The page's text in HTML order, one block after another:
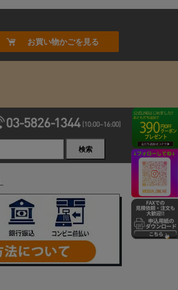
お買い物かごを見る
検索